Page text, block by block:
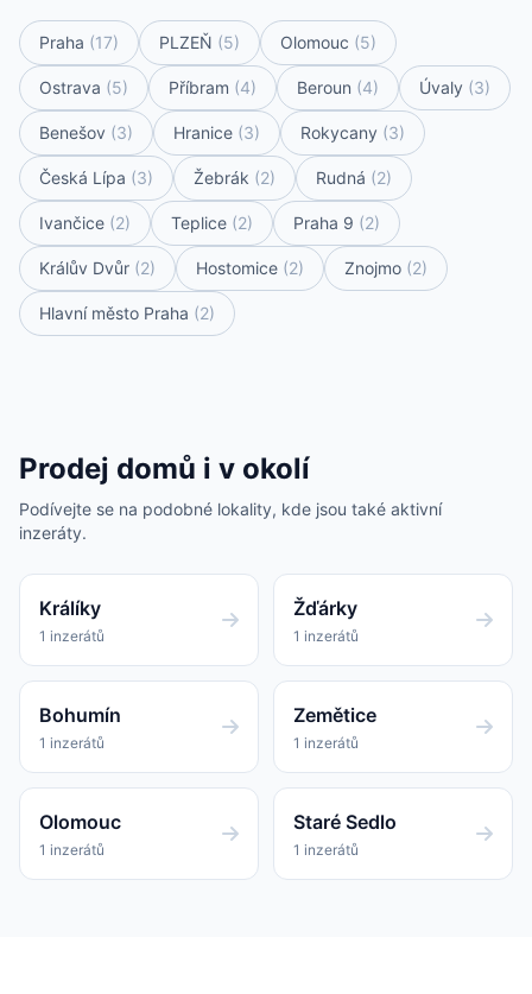
Praha (17) PLZEŇ (5) Olomouc (5)
Ostrava (5) Příbram (4) Beroun (4) Úvaly (3)
Benešov (3) Hranice (3) Rokycany (3)
Česká Lípa (3) Žebrák (2) Rudná (2)
Ivančice (2) Teplice (2) Praha 9 (2)
Králův Dvůr (2) Hostomice (2) Znojmo (2)
Hlavní město Praha (2)
Prodej domů i v okolí
Podívejte se na podobné lokality, kde jsou také aktivní
inzeráty.
Králíky
1 inzerátů
Žďárky
1 inzerátů
Bohumín
1 inzerátů
Zemětice
1 inzerátů
Olomouc
1 inzerátů
Staré Sedlo
1 inzerátů